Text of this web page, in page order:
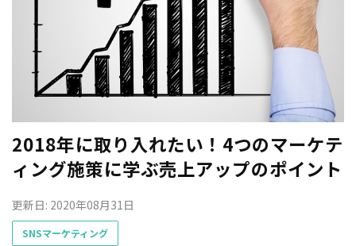
2018年に取り入れたい！4つのマーケテ
ィング施策に学ぶ売上アップのポイント
更新日: 2020年08月31日
SNSマーケティング